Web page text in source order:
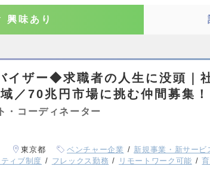
興味あり
イザー◆求職者の人生に没頭｜
／70兆円市場に挑む仲間募集！
・コーディネーター
東京都 ベンチャー企業 新規事業・新サービ
ィブ制度 フレックス勤務 リモートワーク可能